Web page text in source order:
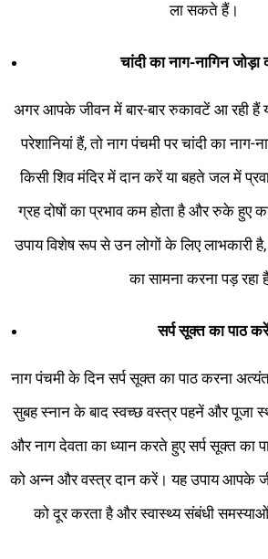
ला सकते हैं।
चांदी का नाग-नागिन जोड़ा
अगर आपके जीवन में बार-बार रुकावटें आ रही हैं
परेशानियां हैं, तो नाग पंचमी पर चांदी का नाग-
किसी शिव मंदिर में दान करें या बहते जल में
ग्रह दोषों का प्रभाव कम होता है और रुके हुए
उपाय विशेष रूप से उन लोगों के लिए लाभकारी
का सामना करना पड़ रहा
सर्प सूक्त का पाठ करें
नाग पंचमी के दिन सर्प सूक्त का पाठ करना
सुबह स्नान के बाद स्वच्छ वस्त्र पहनें और पूजा
और नाग देवता का ध्यान करते हुए सर्प सूक्त का
को अन्न और वस्त्र दान करें। यह उपाय आपके
को दूर करता है और स्वास्थ्य संबंधी समस्याओं